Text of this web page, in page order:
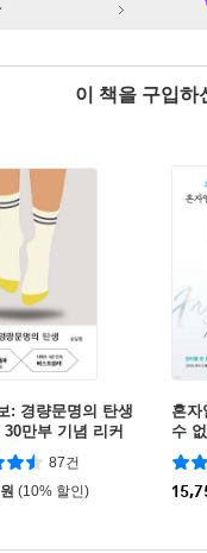
이 책을 구입하
: 경량문명의 탄생
만부 기념 리커
)
87건
원 (10% 할인)
혼자
수